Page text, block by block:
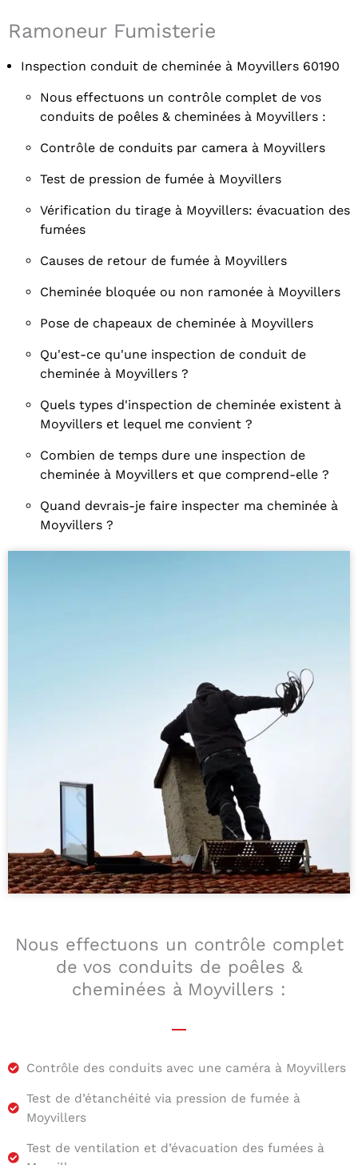
Ramoneur Fumisterie
Inspection conduit de cheminée à Moyvillers 60190
Nous effectuons un contrôle complet de vos
conduits de poêles & cheminées à Moyvillers :
Contrôle de conduits par camera à Moyvillers
Test de pression de fumée à Moyvillers
Vérification du tirage à Moyvillers: évacuation des
fumées
Causes de retour de fumée à Moyvillers
Cheminée bloquée ou non ramonée à Moyvillers
Pose de chapeaux de cheminée à Moyvillers
Qu'est-ce qu'une inspection de conduit de
cheminée à Moyvillers ?
Quels types d'inspection de cheminée existent à
Moyvillers et lequel me convient ?
Combien de temps dure une inspection de
cheminée à Moyvillers et que comprend-elle ?
Quand devrais-je faire inspecter ma cheminée à
Moyvillers ?
Nous effectuons un contrôle complet
de vos conduits de poêles &
cheminées à Moyvillers :
Contrôle des conduits avec une caméra à Moyvillers
Test de d’étanchéité via pression de fumée à
Moyvillers
Test de ventilation et d’évacuation des fumées à